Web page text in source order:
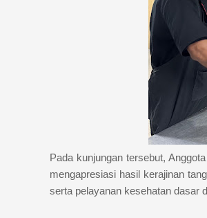
Pada kunjungan tersebut,
mengapresiasi hasil kerajinan
serta pelayanan kesehatan dasar